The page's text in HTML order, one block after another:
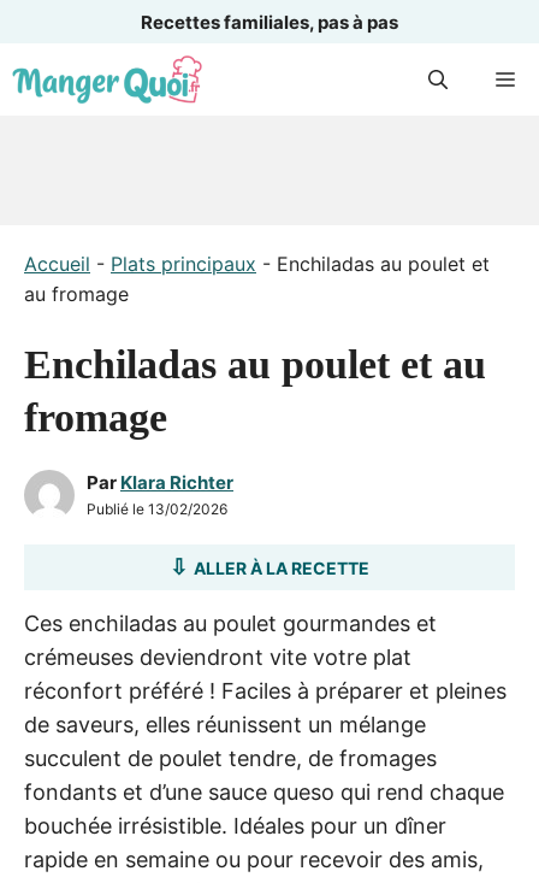
Recettes familiales, pas à pas
au
Accueil - Plats principaux - Enchiladas au poulet et
au fromage
Enchiladas au poulet et au
fromage
Par Klara Richter
Publié le 13/02/2026
ALLER À LA RECETTE
Ces enchiladas au poulet gourmandes et
crémeuses deviendront vite votre plat
réconfort préféré ! Faciles à préparer et pleines
de saveurs, elles réunissent un mélange
succulent de poulet tendre, de fromages
fondants et d’une sauce queso qui rend chaque
bouchée irrésistible. Idéales pour un dîner
rapide en semaine ou pour recevoir des amis,